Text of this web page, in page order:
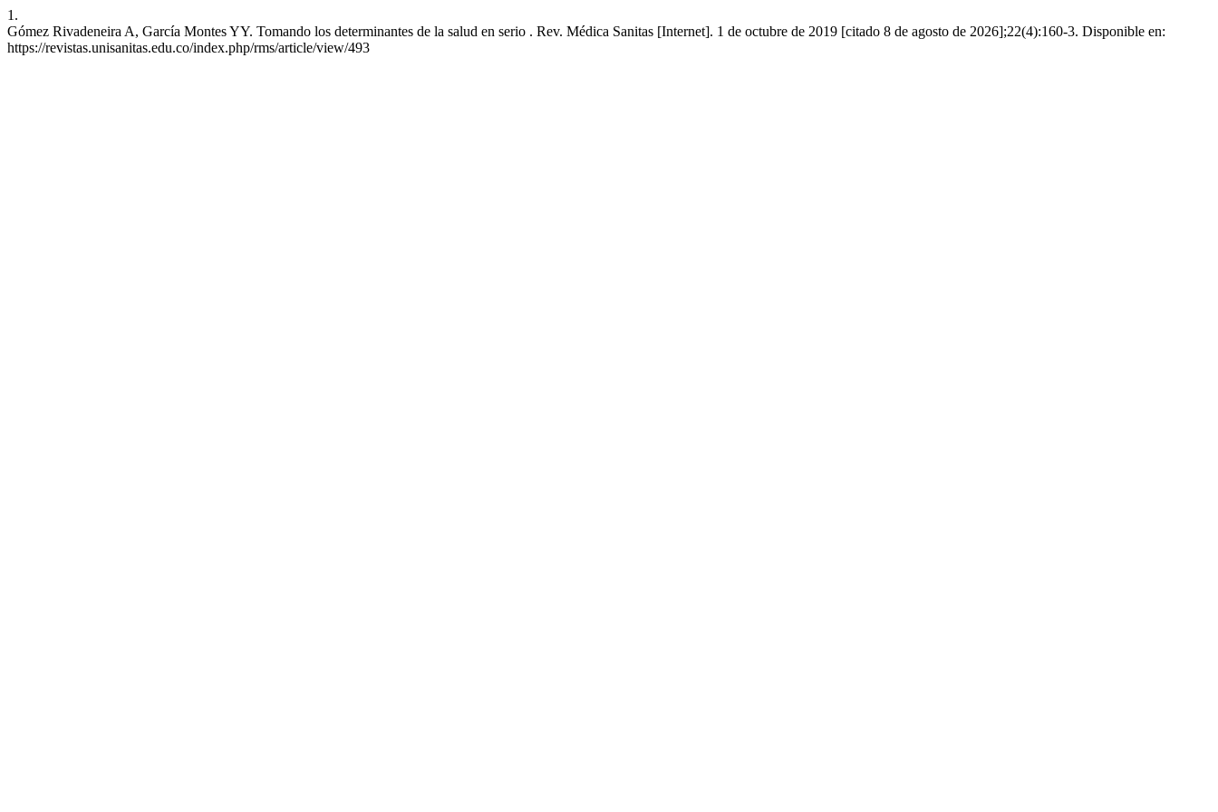
1.
Gómez Rivadeneira A, García Montes YY. Tomando los determinantes de la salud en serio . Rev. Médica Sanitas [Internet]. 1 de octubre de 2019 [citado 8 de agosto de 2026];22(4):160-3. Disponible en:
https://revistas.unisanitas.edu.co/index.php/rms/article/view/493